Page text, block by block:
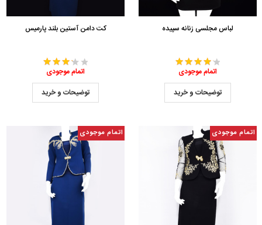
لباس مجلسی زنانه سپیده
اتمام موجودی
توضیحات و خرید
کت دامن آستین بلند پارمیس
اتمام موجودی
توضیحات و خرید
اتمام موجودی اتمام موجودی